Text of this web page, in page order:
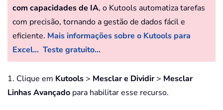
com capacidades de IA, o Kutools automatiza tarefas
com precisão, tornando a gestão de dados fácil e
eficiente. Mais informações sobre o Kutools para
Excel... Teste gratuito...
1. Clique em Kutools > Mesclar e Dividir> Mesclar
Linhas Avançado para habilitar esse recurso.